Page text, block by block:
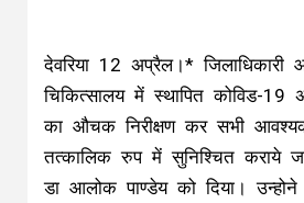
देवरिया 12 अप्रैल।* जिलाधिकारी
चिकित्सालय में स्थापित कोविड-19
का औचक निरीक्षण कर सभी
तत्कालिक रुप में सुनिश्चित कराये
डा आलोक पाण्डेय को दिया।